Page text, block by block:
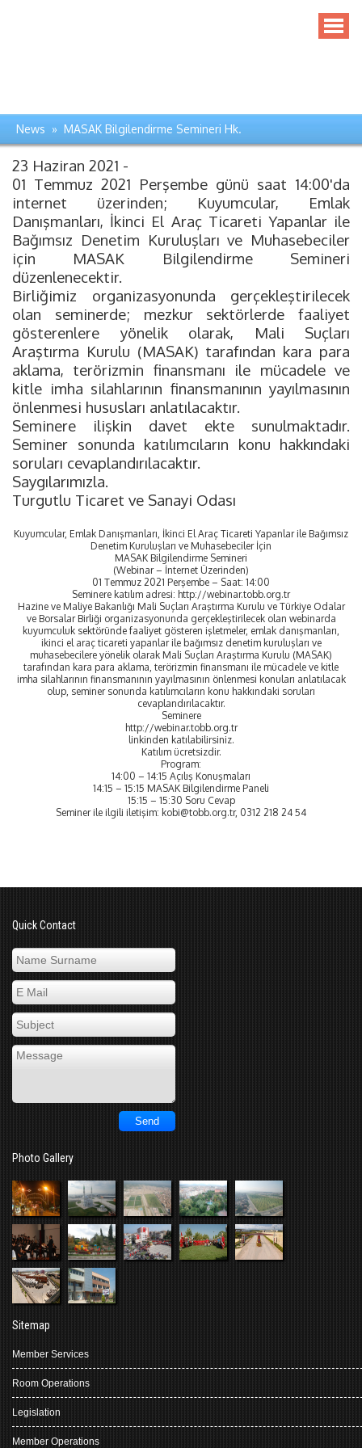
News » MASAK Bilgilendirme Semineri Hk.
23 Haziran 2021 -
01 Temmuz 2021 Perşembe günü saat 14:00'da
internet üzerinden; Kuyumcular, Emlak
Danışmanları, İkinci El Araç Ticareti Yapanlar ile
Bağımsız Denetim Kuruluşları ve Muhasebeciler
için MASAK Bilgilendirme Semineri
düzenlenecektir.
Birliğimiz organizasyonunda gerçekleştirilecek
olan seminerde; mezkur sektörlerde faaliyet
gösterenlere yönelik olarak, Mali Suçları
Araştırma Kurulu (MASAK) tarafından kara para
aklama, terörizmin finansmanı ile mücadele ve
kitle imha silahlarının finansmanının yayılmasının
önlenmesi hususları anlatılacaktır.
Seminere ilişkin davet ekte sunulmaktadır.
Seminer sonunda katılımcıların konu hakkındaki
soruları cevaplandırılacaktır.
Saygılarımızla.
Turgutlu Ticaret ve Sanayi Odası
Kuyumcular, Emlak Danışmanları, İkinci El Araç Ticareti Yapanlar ile Bağımsız
Denetim Kuruluşları ve Muhasebeciler İçin
MASAK Bilgilendirme Semineri
(Webinar – İnternet Üzerinden)
01 Temmuz 2021 Perşembe – Saat: 14:00
Seminere katılım adresi: http://webinar.tobb.org.tr
Hazine ve Maliye Bakanlığı Mali Suçları Araştırma Kurulu ve Türkiye Odalar
ve Borsalar Birliği organizasyonunda gerçekleştirilecek olan webinarda
kuyumculuk sektöründe faaliyet gösteren işletmeler, emlak danışmanları,
ikinci el araç ticareti yapanlar ile bağımsız denetim kuruluşları ve
muhasebecilere yönelik olarak Mali Suçları Araştırma Kurulu (MASAK)
tarafından kara para aklama, terörizmin finansmanı ile mücadele ve kitle
imha silahlarının finansmanının yayılmasının önlenmesi konuları anlatılacak
olup, seminer sonunda katılımcıların konu hakkındaki soruları
cevaplandırılacaktır.
Seminere
http://webinar.tobb.org.tr
linkinden katılabilirsiniz.
Katılım ücretsizdir.
Program:
14:00 – 14:15 Açılış Konuşmaları
14:15 – 15:15 MASAK Bilgilendirme Paneli
15:15 – 15:30 Soru Cevap
Seminer ile ilgili iletişim: kobi@tobb.org.tr, 0312 218 24 54
Quick Contact
Photo Gallery
Sitemap
Member Services
Room Operations
Legislation
Member Operations